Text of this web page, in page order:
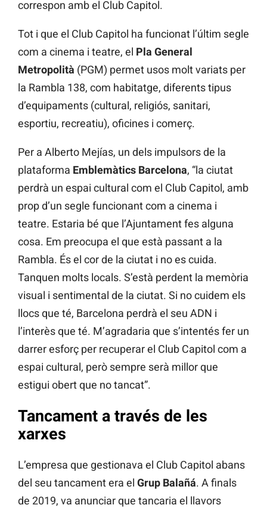
correspon amb el Club Capitol.
Tot i que el Club Capitol ha funcionat l’últim segle
com a cinema i teatre, el Pla General
Metropolità (PGM) permet usos molt variats per
la Rambla 138, com habitatge, diferents tipus
d’equipaments (cultural, religiós, sanitari,
esportiu, recreatiu), oficines i comerç.
Per a Alberto Mejías, un dels impulsors de la
plataforma Emblemàtics Barcelona, “la ciutat
perdrà un espai cultural com el Club Capitol, amb
prop d’un segle funcionant com a cinema i
teatre. Estaria bé que l’Ajuntament fes alguna
cosa. Em preocupa el que està passant a la
Rambla. És el cor de la ciutat i no es cuida.
Tanquen molts locals. S’està perdent la memòria
visual i sentimental de la ciutat. Si no cuidem els
llocs que té, Barcelona perdrà el seu ADN i
l’interès que té. M’agradaria que s’intentés fer un
darrer esforç per recuperar el Club Capitol com a
espai cultural, però sempre serà millor que
estigui obert que no tancat”.
Tancament a través de les
xarxes
L’empresa que gestionava el Club Capitol abans
del seu tancament era el Grup Balañá. A finals
de 2019, va anunciar que tancaria el llavors